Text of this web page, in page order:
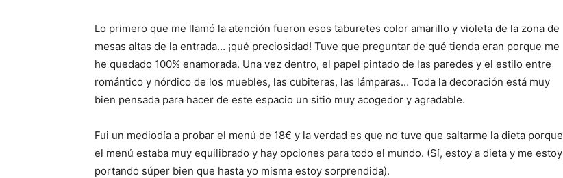
Lo primero que me llamó la atención fueron esos taburetes color amarillo y violeta de la zona de
mesas altas de la entrada… ¡qué preciosidad! Tuve que preguntar de qué tienda eran porque me
he quedado 100% enamorada. Una vez dentro, el papel pintado de las paredes y el estilo entre
romántico y nórdico de los muebles, las cubiteras, las lámparas… Toda la decoración está muy
bien pensada para hacer de este espacio un sitio muy acogedor y agradable.
Fui un mediodía a probar el menú de 18€ y la verdad es que no tuve que saltarme la dieta porque
el menú estaba muy equilibrado y hay opciones para todo el mundo. (Sí, estoy a dieta y me estoy
portando súper bien que hasta yo misma estoy sorprendida).